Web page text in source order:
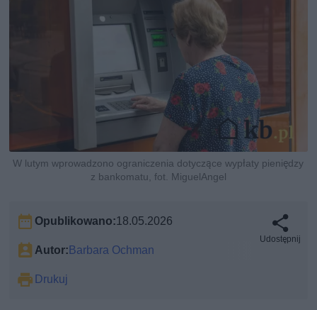
W lutym wprowadzono ograniczenia dotyczące wypłaty pieniędzy
z bankomatu, fot. MiguelAngel
Opublikowano:18.05.2026
Autor:Barbara Ochman
Drukuj
Udostępnij